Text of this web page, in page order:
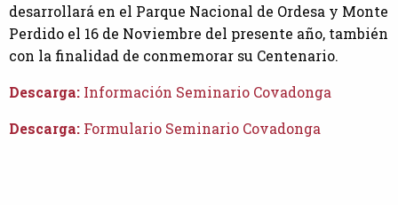
desarrollará en el Parque Nacional de Ordesa y Monte
Perdido el 16 de Noviembre del presente año, también
con la finalidad de conmemorar su Centenario.
Descarga: Información Seminario Covadonga
Descarga: Formulario Seminario Covadonga